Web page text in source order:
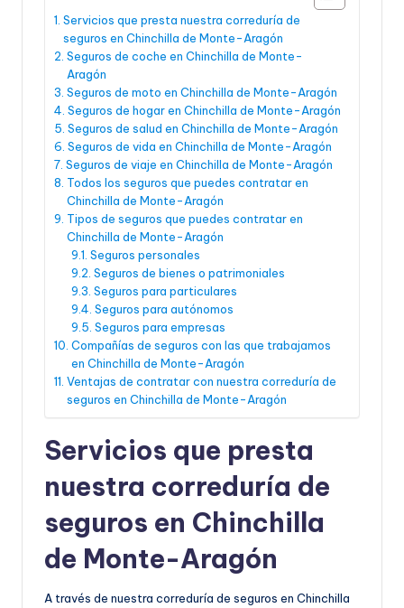
Servicios que presta nuestra correduría de
seguros en Chinchilla de Monte-Aragón
Seguros de coche en Chinchilla de Monte-
Aragón
Seguros de moto en Chinchilla de Monte-Aragón
Seguros de hogar en Chinchilla de Monte-Aragón
Seguros de salud en Chinchilla de Monte-Aragón
Seguros de vida en Chinchilla de Monte-Aragón
Seguros de viaje en Chinchilla de Monte-Aragón
Todos los seguros que puedes contratar en
Chinchilla de Monte-Aragón
Tipos de seguros que puedes contratar en
Chinchilla de Monte-Aragón
Seguros personales
Seguros de bienes o patrimoniales
Seguros para particulares
Seguros para autónomos
Seguros para empresas
Compañías de seguros con las que trabajamos
en Chinchilla de Monte-Aragón
Ventajas de contratar con nuestra correduría de
seguros en Chinchilla de Monte-Aragón
Servicios que presta
nuestra correduría de
seguros en Chinchilla
de Monte-Aragón
A través de nuestra correduría de seguros en Chinchilla